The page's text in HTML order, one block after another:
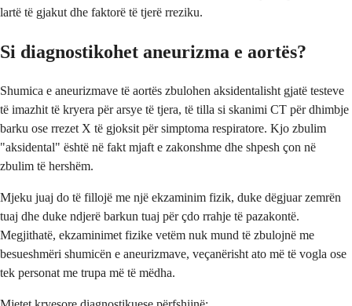
lartë të gjakut dhe faktorë të tjerë rreziku.
Si diagnostikohet aneurizma e aortës?
Shumica e aneurizmave të aortës zbulohen aksidentalisht gjatë testeve
të imazhit të kryera për arsye të tjera, të tilla si skanimi CT për dhimbje
barku ose rrezet X të gjoksit për simptoma respiratore. Kjo zbulim
"aksidental" është në fakt mjaft e zakonshme dhe shpesh çon në
zbulim të hershëm.
Mjeku juaj do të fillojë me një ekzaminim fizik, duke dëgjuar zemrën
tuaj dhe duke ndjerë barkun tuaj për çdo rrahje të pazakontë.
Megjithatë, ekzaminimet fizike vetëm nuk mund të zbulojnë me
besueshmëri shumicën e aneurizmave, veçanërisht ato më të vogla ose
tek personat me trupa më të mëdha.